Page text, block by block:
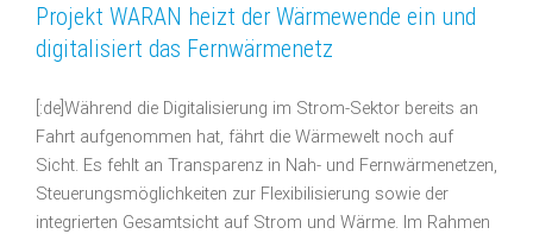
Projekt WARAN heizt der Wärmewende ein und
digitalisiert das Fernwärmenetz
[:de]Während die Digitalisierung im Strom-Sektor bereits an
Fahrt aufgenommen hat, fährt die Wärmewelt noch auf
Sicht. Es fehlt an Transparenz in Nah- und Fernwärmenetzen,
Steuerungsmöglichkeiten zur Flexibilisierung sowie der
integrierten Gesamtsicht auf Strom und Wärme. Im Rahmen